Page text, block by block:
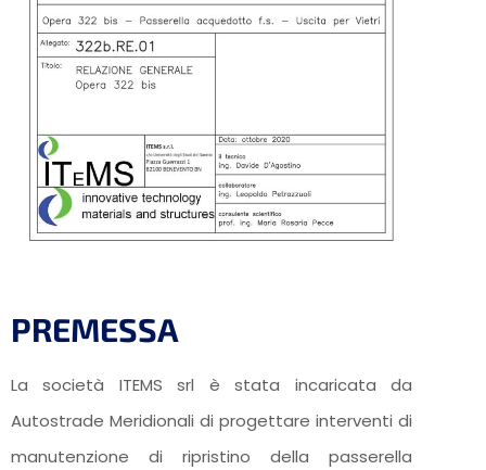
PREMESSA
La società ITEMS srl è stata incaricata da
Autostrade Meridionali di progettare interventi di
manutenzione di ripristino della passerella